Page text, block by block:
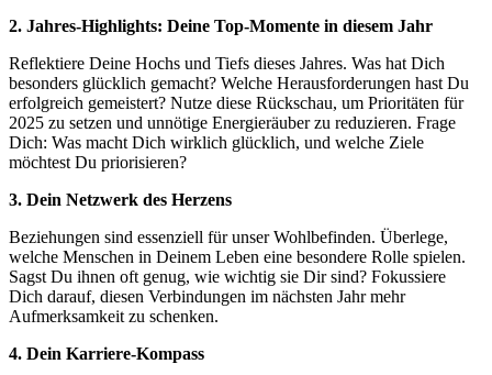
2. Jahres-Highlights: Deine Top-Momente in diesem Jahr
Reflektiere Deine Hochs und Tiefs dieses Jahres. Was hat Dich
besonders glücklich gemacht? Welche Herausforderungen hast Du
erfolgreich gemeistert? Nutze diese Rückschau, um Prioritäten für
2025 zu setzen und unnötige Energieräuber zu reduzieren. Frage
Dich: Was macht Dich wirklich glücklich, und welche Ziele
möchtest Du priorisieren?
3. Dein Netzwerk des Herzens
Beziehungen sind essenziell für unser Wohlbefinden. Überlege,
welche Menschen in Deinem Leben eine besondere Rolle spielen.
Sagst Du ihnen oft genug, wie wichtig sie Dir sind? Fokussiere
Dich darauf, diesen Verbindungen im nächsten Jahr mehr
Aufmerksamkeit zu schenken.
4. Dein Karriere-Kompass